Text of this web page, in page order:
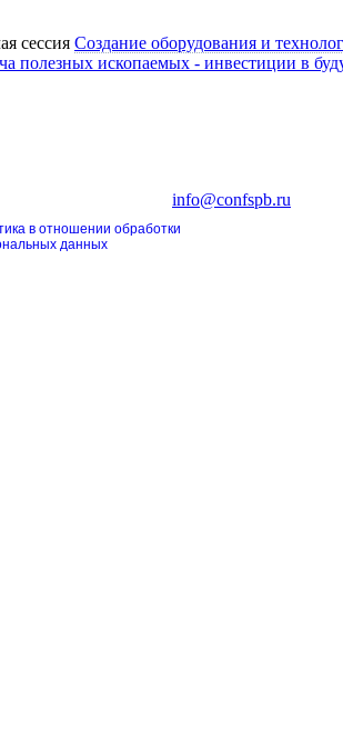
сессия Создание оборудования и
полезных ископаемых - инвестиции в
info@confspb.ru
в отношении обработки
данных